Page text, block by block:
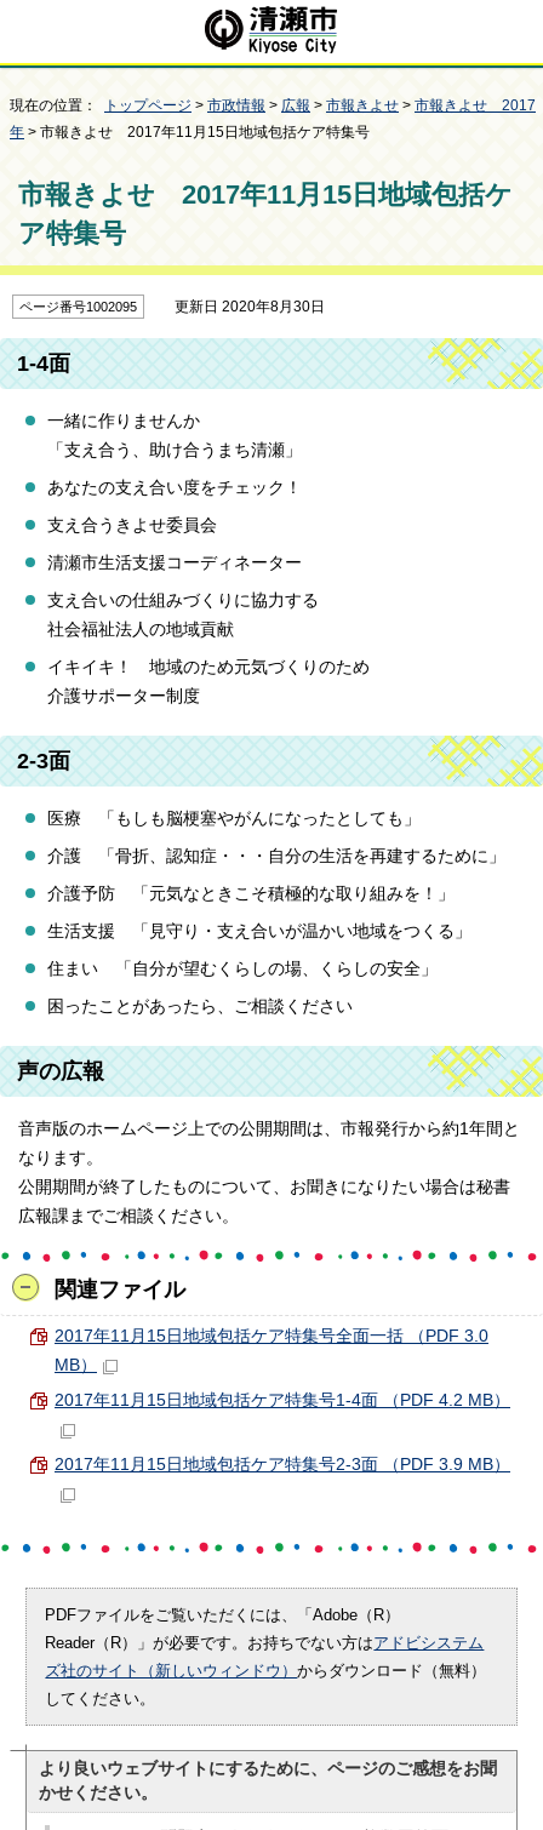
現在の位置： トップページ > 市政情報 > 広報 > 市報きよせ > 市報きよせ 2017
年 > 市報きよせ 2017年11月15日地域包括ケア特集号
市報きよせ 2017年11月15日地域包括ケ
ア特集号
ページ番号1002095 更新日 2020年8月30日
1-4面
一緒に作りませんか
「支え合う、助け合うまち清瀬」
あなたの支え合い度をチェック！
支え合うきよせ委員会
清瀬市生活支援コーディネーター
支え合いの仕組みづくりに協力する
社会福祉法人の地域貢献
イキイキ！ 地域のため元気づくりのため
介護サポーター制度
2-3面
医療 「もしも脳梗塞やがんになったとしても」
介護 「骨折、認知症・・・自分の生活を再建するために」
介護予防 「元気なときこそ積極的な取り組みを！」
生活支援 「見守り・支え合いが温かい地域をつくる」
住まい 「自分が望むくらしの場、くらしの安全」
困ったことがあったら、ご相談ください
声の広報
音声版のホームページ上での公開期間は、市報発行から約1年間と
なります。
公開期間が終了したものについて、お聞きになりたい場合は秘書
広報課までご相談ください。
関連ファイル
2017年11月15日地域包括ケア特集号全面一括 （PDF 3.0
MB）
2017年11月15日地域包括ケア特集号1-4面 （PDF 4.2 MB）
2017年11月15日地域包括ケア特集号2-3面 （PDF 3.9 MB）
PDFファイルをご覧いただくには、「Adobe（R）
Reader（R）」が必要です。お持ちでない方はアドビシステム
ズ社のサイト（新しいウィンドウ）からダウンロード（無料）
してください。
より良いウェブサイトにするために、ページのご感想をお聞
かせください。